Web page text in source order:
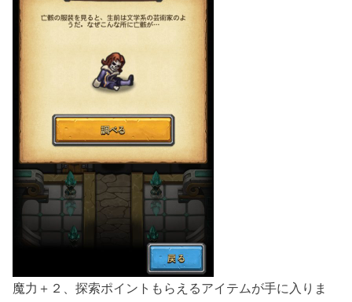
魔力＋２、探索ポイントもらえるアイテムが手に入りま